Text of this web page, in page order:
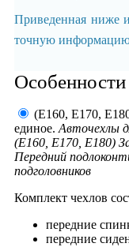
Приведенная ниже
точную
(E160, E170,
единое. Авточехлы
(E160, E170, E180)
Передний
подголовников
Комплект чехлов
передние
передние